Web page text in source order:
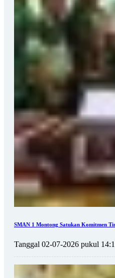
SMAN 1 Montong Satukan Komitmen
Tanggal 02-07-2026 pukul